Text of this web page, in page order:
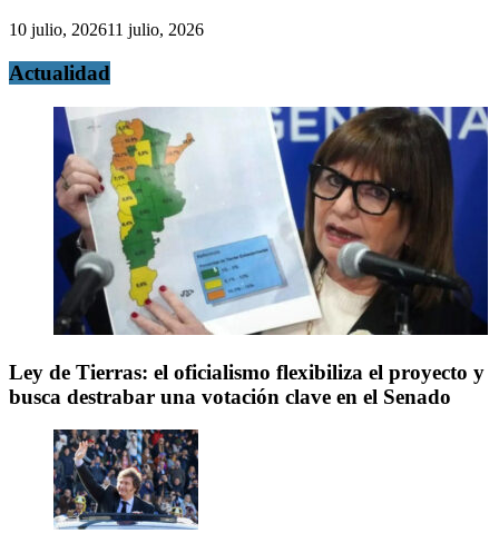
10 julio, 202611 julio, 2026
Actualidad
Ley de Tierras: el oficialismo flexibiliza el proyecto y
busca destrabar una votación clave en el Senado